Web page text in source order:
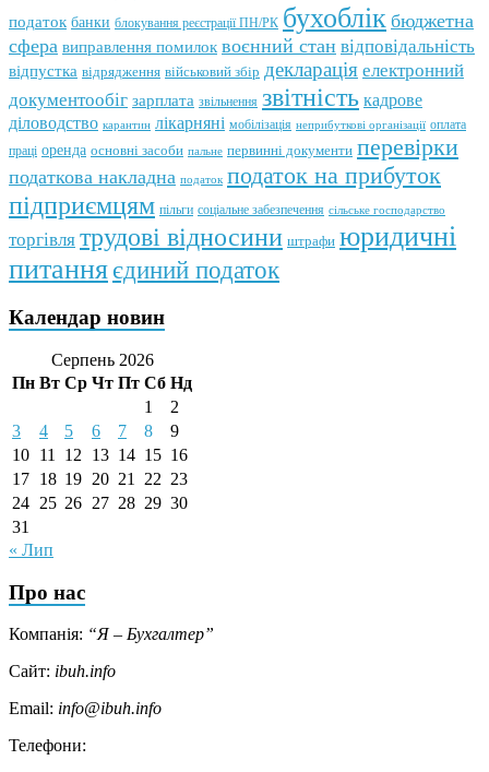
податок банки блокування реєстрації ПН/РК бухоблік бюджетна
сфера виправлення помилок воєнний стан відповідальність
відпустка відрядження військовий збір декларація електронний
документообіг зарплата звільнення звітність кадрове
діловодство карантин лікарняні мобілізація неприбуткові організації оплата
праці оренда основні засоби пальне первинні документи перевірки
податкова накладна податок податок на прибуток
підприємцям пільги соціальне забезпечення сільське господарство
торгівля трудові відносини штрафи юридичні
питанняєдиний податок
Календар новин
Серпень 2026
Пн Вт Ср Чт Пт Сб Нд
1
2
3
4 5 6 7 8
9
10 11 12 13 14 15 16
17 18 19 20 21 22 23
24 25 26 27 28 29 30
31
« Лип
Про нас
Компанія: “Я – Бухгалтер”
Сайт: ibuh.info
Email: info@ibuh.info
Телефони: